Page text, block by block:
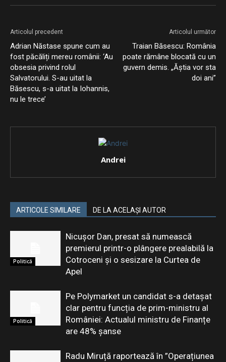
Articolul precedent
Adrian Năstase spune cum au
fost păcăliți mereu românii: ‘Au
obsesia privind rolul
Salvatorului. S-au uitat la
Băsescu, s-a uitat la Iohannis,
nu le trece’
Articolul următor
Traian Băsescu: România
poate rămâne blocată cu un
guvern demis. „Ăștia vor sta
doi ani”
Andrei
ARTICOLE SIMILARE DE LA ACELAȘI AUTOR
Politică
Nicușor Dan, presat să numească
premierul printr-o plângere prealabilă la
Cotroceni și o sesizare la Curtea de
Apel
Politică
Pe Polymarket un candidat s-a detașat
clar pentru funcția de prim-ministru al
României: Actualul ministru de Finanțe
are 48% șanse
Radu Miruță raportează în ”Operațiunea